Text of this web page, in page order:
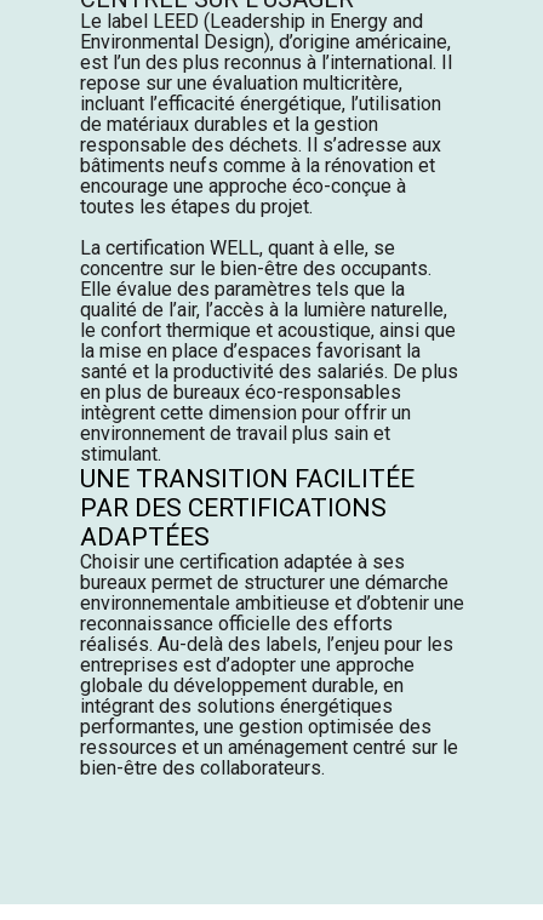
Le label LEED (Leadership in Energy and
EnvironmentalDesign), d’origine américaine,
est l’un des plus reconnus à l’international. Il
repose sur une évaluation multicritère,
incluant l’efficacité énergétique, l’utilisation
de matériaux durables et la gestion
responsable des déchets. Il s’adresse aux
bâtiments neufs comme à la rénovation et
encourage une approche éco-conçue à
toutes les étapes du projet.
La certification WELL, quant à elle, se
concentre sur le bien-être des occupants.
Elle évalue des paramètres tels que la
qualité de l’air, l’accès à la lumière naturelle,
le confort thermique et acoustique, ainsi que
la mise en place d’espaces favorisant la
santé et la productivité des salariés. De plus
en plus de bureaux éco-responsables
intègrent cette dimension pour offrir un
environnement de travail plus sain et
stimulant.
UNE TRANSITION FACILITÉE
PAR DES CERTIFICATIONS
ADAPTÉES
Choisir une certification adaptée à ses
bureaux permet de structurer une démarche
environnementale ambitieuse et d’obtenir une
reconnaissance officielle des efforts
réalisés. Au-delà des labels, l’enjeu pour les
entreprises est d’adopter une approche
globale du développement durable, en
intégrant des solutions énergétiques
performantes, une gestion optimisée des
ressources et un aménagement centré sur le
bien-être des collaborateurs.